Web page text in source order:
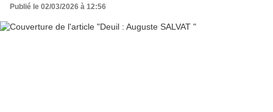
Publié le 02/03/2026 à 12:56